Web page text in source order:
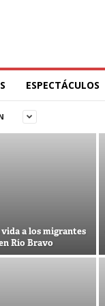
ESPECTÁCULOS
a los migrantes
Río Bravo